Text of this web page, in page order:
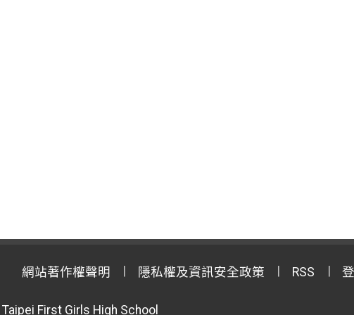
網站著作權聲明 隱私權及資訊安全政策 RSS
Taipei First Girls High School